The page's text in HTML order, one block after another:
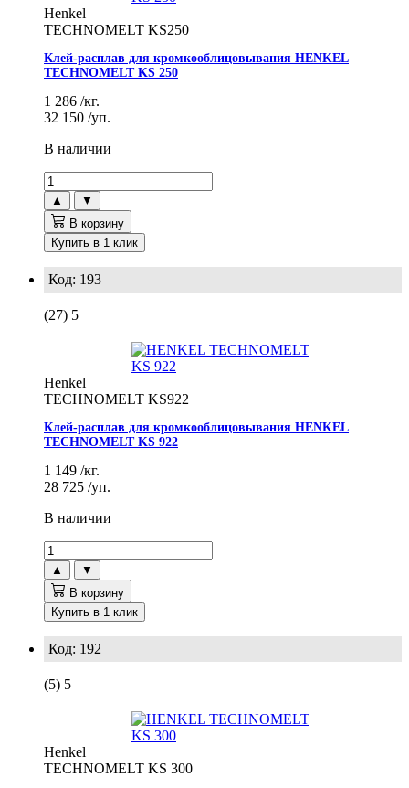
Henkel
TECHNOMELT KS250
Клей-расплав для кромкооблицовывания HENKEL
TECHNOMELT KS 250
1 286 /кг.
32 150 /уп.
В наличии
▲
▼
В корзину
Купить в 1 клик
Код: 193
(27) 5
Henkel
TECHNOMELT KS922
Клей-расплав для кромкооблицовывания HENKEL
TECHNOMELT KS 922
1 149 /кг.
28 725 /уп.
В наличии
▲
▼
В корзину
Купить в 1 клик
Код: 192
(5) 5
Henkel
TECHNOMELT KS 300